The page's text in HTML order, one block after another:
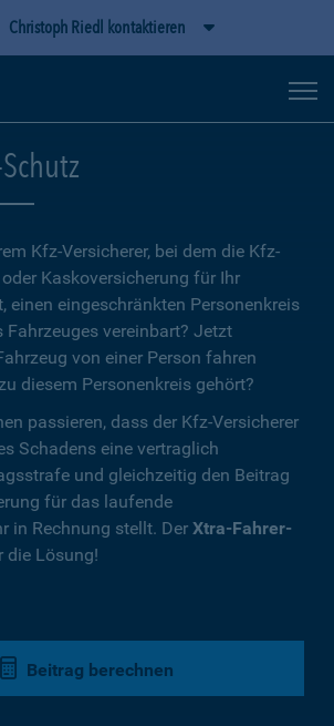
Christoph Riedl kontaktieren
Kfz-Versicherer, bei dem die Kfz-
Kaskoversicherung für Ihr
einen eingeschränkten Personenkreis
Fahrzeuges vereinbart? Jetzt
von einer Person fahren
diesem Personenkreis gehört?
passieren, dass der Kfz-Versicherer
Schadens eine vertraglich
und gleichzeitig den Beitrag
für das laufende
in Rechnung stellt. Der Xtra-Fahrer-
die Lösung!
Beitrag berechnen